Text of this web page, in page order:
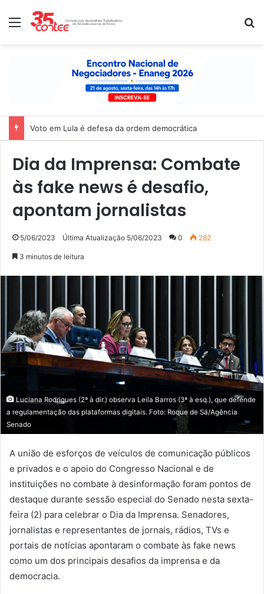
Menu
Dia da Imprensa: Combate
às fake news é desafio,
apontam jornalistas
5/06/2023 Última Atualização 5/06/2023 0 282
3 minutos de leitura
Luciana Rodrigues (2ª à dir.) observa Leila Barros (3ª à esq.), que defende
a regulamentação das plataformas digitais. Foto: Roque de Sá/Agência
Senado
A união de esforços de veículos de comunicação públicos
e privados e o apoio do Congresso Nacional e de
instituições no combate à desinformação foram pontos de
destaque durante sessão especial do Senado nesta sexta-
feira (2) para celebrar o Dia da Imprensa. Senadores,
jornalistas e representantes de jornais, rádios, TVs e
portais de notícias apontaram o combate às fake news
como um dos principais desafios da imprensa e da
democracia.